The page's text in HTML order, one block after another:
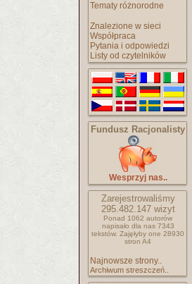
Tematy różnorodne
Znalezione w sieci
Współpraca
Pytania i odpowiedzi
Listy od czytelników
Fundusz Racjonalisty
Wesprzyj nas..
Zarejestrowaliśmy
295.482.147wizyt
Ponad 1062 autorów
napisało dla nas 7343
tekstów. Zajęłyby one 28930
stron A4
Najnowsze strony..
Archiwum streszczeń..